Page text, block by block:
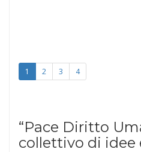
1 2 3 4
“Pace Diritto
collettivo di idee